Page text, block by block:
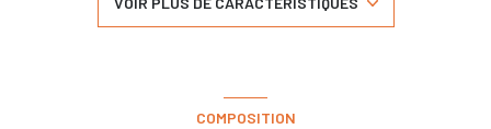
Chauffage collectif : radiateur (gaz)
COMPOSITION